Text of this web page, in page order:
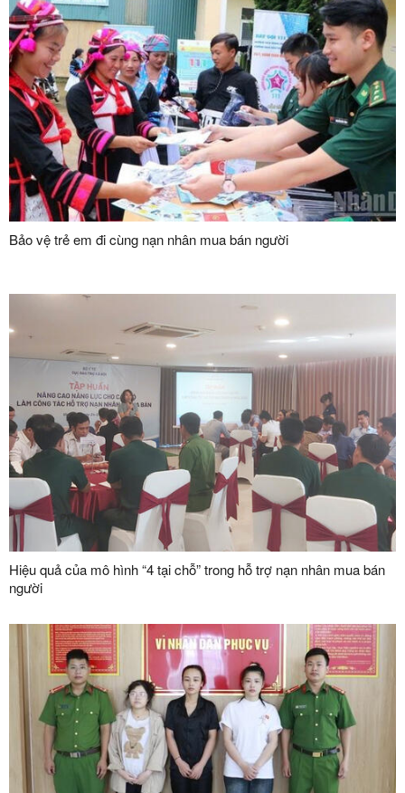
Bảo vệ trẻ em đi cùng nạn nhân mua bán người
Hiệu quả của mô hình “4 tại chỗ” trong hỗ trợ nạn nhân mua bán
người